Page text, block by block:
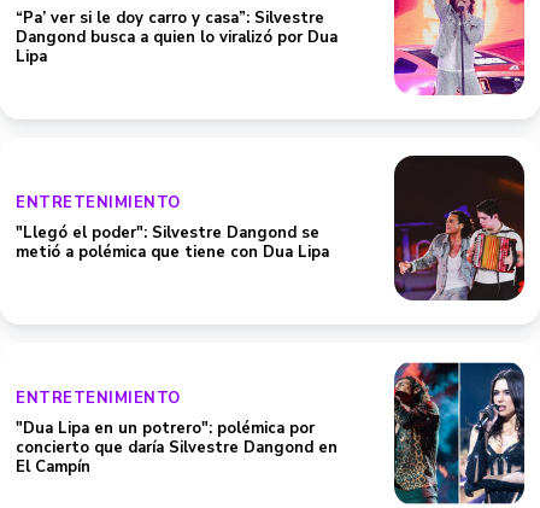
“Pa’ ver si le doy carro y casa”: Silvestre
Dangond busca a quien lo viralizó por Dua
Lipa
ENTRETENIMIENTO
"Llegó el poder": Silvestre Dangond se
metió a polémica que tiene con Dua Lipa
ENTRETENIMIENTO
"Dua Lipa en un potrero": polémica por
concierto que daría Silvestre Dangond en
El Campín